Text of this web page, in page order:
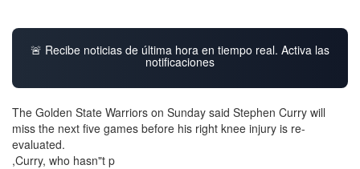
🚨 Recibe noticias de última hora en tiempo real. Activa las
notificaciones
The Golden State Warriors on Sunday said Stephen Curry will
miss the next five games before his right knee injury is re-
evaluated.
,Curry, who hasn"t p